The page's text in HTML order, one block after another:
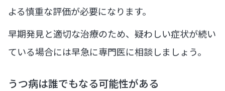
よる慎重な評価が必要になります。
早期発見と適切な治療のため、疑わしい症状が続い
ている場合には早急に専門医に相談しましょう。
うつ病は誰でもなる可能性がある